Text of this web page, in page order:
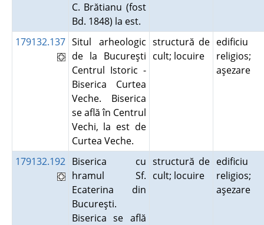
C. Brătianu (fost
Bd. 1848) la est.
179132.137 Situl arheologic
de la Bucureşti
Centrul Istoric -
Biserica Curtea
Veche. Biserica
se află în Centrul
Vechi, la est de
Curtea Veche.
structură de
cult; locuire
edificiu
religios;
aşezare
179132.192 Biserica cu
hramul Sf.
Ecaterina din
Bucureşti.
Biserica se află
structură de
cult; locuire
edificiu
religios;
aşezare